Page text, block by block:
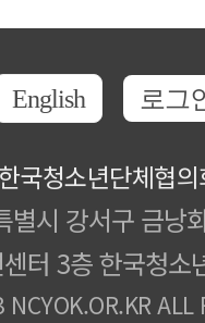
English 로그
한국청소년단체협
별시 강서구 금낭
터 3층 한국청소
ALL